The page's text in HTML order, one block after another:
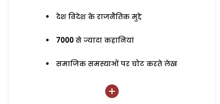
देश विदेश के राजनैतिक मुद्दे
7000 से ज्यादा कहानियां
समाजिक समस्याओं पर चोट करते लेख